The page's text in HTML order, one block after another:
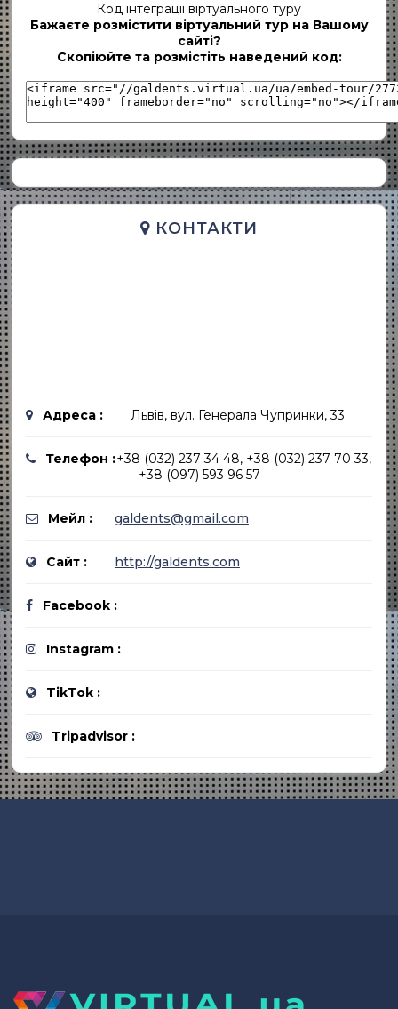
Код інтеграції віртуального туру
Бажаєте розмістити віртуальний тур на Вашому
сайті?
Скопіюйте та розмістіть наведений код:
КОНТАКТИ
Адреса : Львів, вул. Генерала Чупринки, 33
Телефон :+38 (032) 237 34 48, +38 (032) 237 70 33,
+38 (097) 593 96 57
Мейл : galdents@gmail.com
Сайт : http://galdents.com
Facebook :
Instagram :
TikTok :
Tripadvisor :